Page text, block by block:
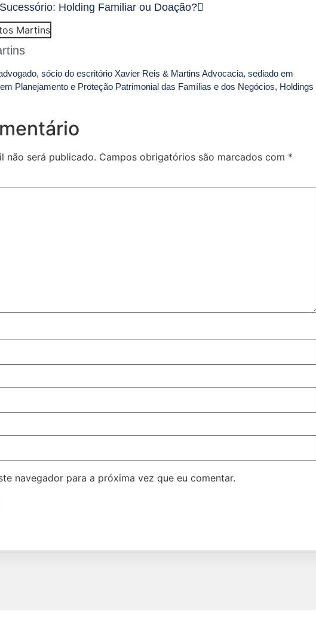
Holding Familiar ou Doação?
sócio do escritório Xavier Reis & Martins Advocacia, sediado em
Planejamento e Proteção Patrimonial das Famílias e dos Negócios, Holdings
não será publicado. Campos obrigatórios são marcados com *
navegador para a próxima vez que eu comentar.